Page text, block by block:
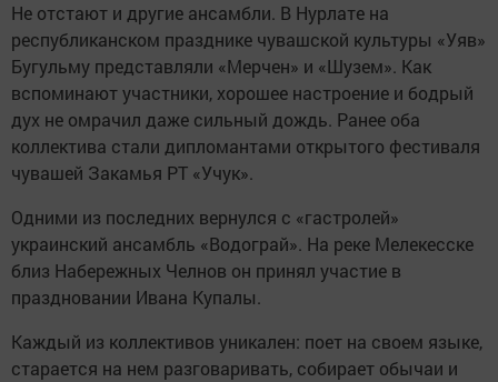
Не отстают и другие ансамбли. В Нурлате на
республиканском празднике чувашской культуры «Уяв»
Бугульму представляли «Мерчен» и «Шузем». Как
вспоминают участники, хорошее настроение и бодрый
дух не омрачил даже сильный дождь. Ранее оба
коллектива стали дипломантами открытого фестиваля
чувашей Закамья РТ «Учук».
Одними из последних вернулся с «гастролей»
украинский ансамбль «Водограй». На реке Мелекесске
близ Набережных Челнов он принял участие в
праздновании Ивана Купалы.
Каждый из коллективов уникален: поет на своем языке,
старается на нем разговаривать, собирает обычаи и